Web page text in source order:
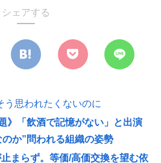
シェアする
う思われたくないのに
》「飲酒で記憶がない」と出演
か”問われる組織の姿勢
まらず。等価/高価交換を望む依